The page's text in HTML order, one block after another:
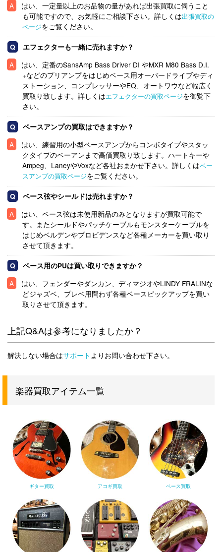
はい、一定量以上のお品物の量があれば出張買取に伺うこと
も可能ですので、お気軽にご相談下さい。詳しくは出張買取の
ページをご覧ください。
エフェクターも一緒に売れますか？
はい、定番のSansAmp Bass Driver DI やMXR M80 Bass D.I.
+などのプリアンプをはじめベース用オーバードライブやディ
ストーション、コンプレッサーやEQ、オートワウなど幅広く
買取り致します。詳しくはエフェクターの買取ページを御覧下
さい。
ベースアンプの買取はできますか？
はい、練習用の小型ベースアンプからコンボタイプやスタッ
クタイプのベーアンまで高価買取り致します。ハートキーや
Ampeg、LaneyやVoxなど各社おまかせ下さい。詳しくはベー
スアンプの買取ページをご覧ください。
ベース弦やシールドは売れますか？
はい、ベース弦は未使用新品のみとなりますが買取可能で
す。またシールドやパッチケーブルもモンスターケーブルを
はじめベルデンやプロビデンスなど各種メーカーを買い取り
させて頂きます。
ベース用のPUは買い取りできますか？
はい、フェンダーやダンカン、ディマジオやLINDY FRALINな
どジャズベ、プレベ用問わず各種ベースピックアップを買い
取りさせて頂きます。
上記Q&Aは参考になりましたか？
解決しない場合はサポート よりお問い合わせ下さい。
楽器買取アイテム一覧
ギター買取 アコギ買取 ベース買取